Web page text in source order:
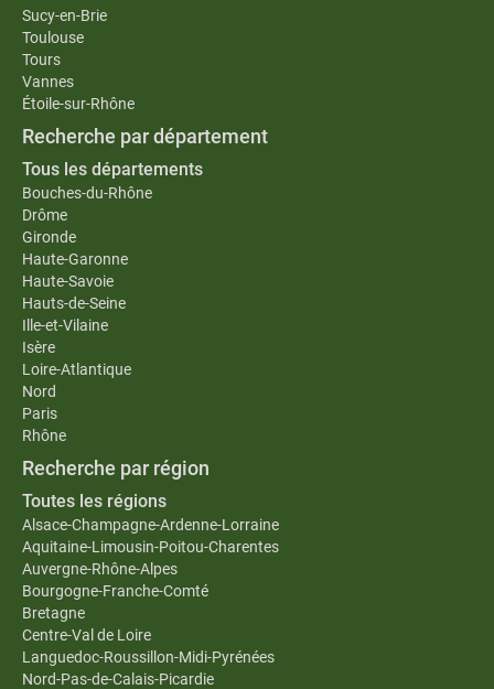
Sucy-en-Brie
Toulouse
Tours
Vannes
Étoile-sur-Rhône
Recherche par département
Tous les départements
Bouches-du-Rhône
Drôme
Gironde
Haute-Garonne
Haute-Savoie
Hauts-de-Seine
Ille-et-Vilaine
Isère
Loire-Atlantique
Nord
Paris
Rhône
Recherche par région
Toutes les régions
Alsace-Champagne-Ardenne-Lorraine
Aquitaine-Limousin-Poitou-Charentes
Auvergne-Rhône-Alpes
Bourgogne-Franche-Comté
Bretagne
Centre-Val de Loire
Languedoc-Roussillon-Midi-Pyrénées
Nord-Pas-de-Calais-Picardie